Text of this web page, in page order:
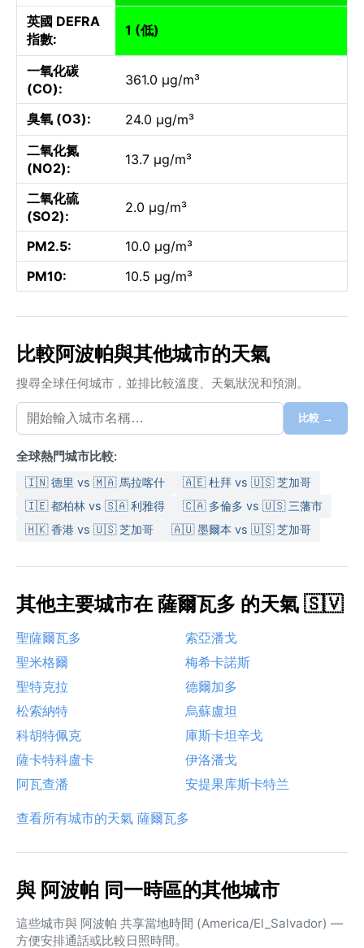
英國 DEFRA
指數:
1 (低)
一氧化碳
(CO):
361.0 µg/m³
臭氧 (O3):
24.0 µg/m³
二氧化氮
(NO2):
13.7 µg/m³
二氧化硫
(SO2):
2.0 µg/m³
PM2.5:
10.0 µg/m³
PM10:
10.5 µg/m³
比較阿波帕與其他城市的天氣
搜尋全球任何城市，並排比較溫度、天氣狀況和預測。
比較 →
全球熱門城市比較:
🇮🇳 德里 vs 🇲🇦 馬拉喀什
🇦🇪 杜拜 vs 🇺🇸 芝加哥
🇮🇪 都柏林 vs 🇸🇦 利雅得
🇨🇦 多倫多 vs 🇺🇸 三藩市
🇭🇰 香港 vs 🇺🇸 芝加哥
🇦🇺 墨爾本 vs 🇺🇸 芝加哥
其他主要城市在 薩爾瓦多 的天氣 🇸🇻
聖薩爾瓦多
索亞潘戈
聖米格爾
梅希卡諾斯
聖特克拉
德爾加多
松索納特
烏蘇盧坦
科胡特佩克
庫斯卡坦辛戈
薩卡特科盧卡
伊洛潘戈
阿瓦查潘
安提果库斯卡特兰
查看所有城市的天氣 薩爾瓦多
與 阿波帕 同一時區的其他城市
這些城市與 阿波帕 共享當地時間 (America/El_Salvador) —
方便安排通話或比較日照時間。